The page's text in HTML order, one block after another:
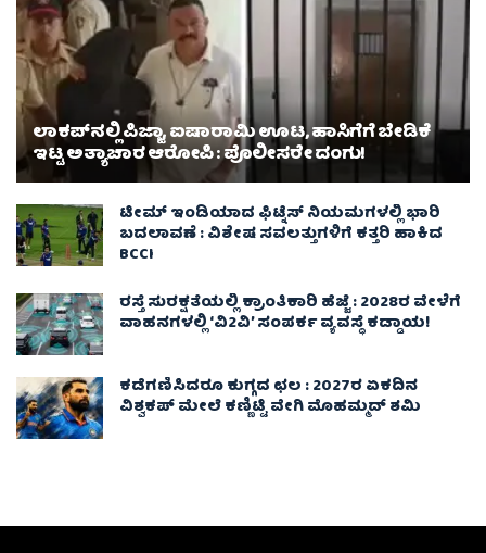
ಲಾಕಪ್‌ನಲ್ಲಿ ಪಿಜ್ಜಾ, ಐಷಾರಾಮಿ ಊಟ, ಹಾಸಿಗೆಗೆ ಬೇಡಿಕೆ
ಇಟ್ಟ ಅತ್ಯಾಚಾರ ಆರೋಪಿ : ಪೊಲೀಸರೇ ದಂಗು!
ಟೀಮ್ ಇಂಡಿಯಾದ ಫಿಟ್ನೆಸ್ ನಿಯಮಗಳಲ್ಲಿ ಭಾರಿ
ಬದಲಾವಣೆ : ವಿಶೇಷ ಸವಲತ್ತುಗಳಿಗೆ ಕತ್ತರಿ ಹಾಕಿದ
BCCI
ರಸ್ತೆ ಸುರಕ್ಷತೆಯಲ್ಲಿ ಕ್ರಾಂತಿಕಾರಿ ಹೆಜ್ಜೆ : 2028ರ ವೇಳೆಗೆ
ವಾಹನಗಳಲ್ಲಿ ‘ವಿ2ವಿ’ ಸಂಪರ್ಕ ವ್ಯವಸ್ಥೆ ಕಡ್ಡಾಯ!
ಕಡೆಗಣಿಸಿದರೂ ಕುಗ್ಗದ ಛಲ : 2027ರ ಏಕದಿನ
ವಿಶ್ವಕಪ್‌ ಮೇಲೆ ಕಣ್ಣಿಟ್ಟಿ ವೇಗಿ ಮೊಹಮ್ಮದ್ ಶಮಿ